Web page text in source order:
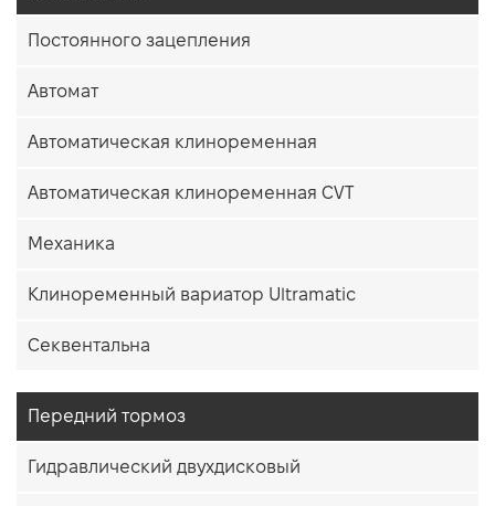
Постоянного зацепления
Автомат
Автоматическая клиноременная
Автоматическая клиноременная CVT
Механика
Клиноременный вариатор Ultramatic
Секвентальна
Передний тормоз
Гидравлический двухдисковый